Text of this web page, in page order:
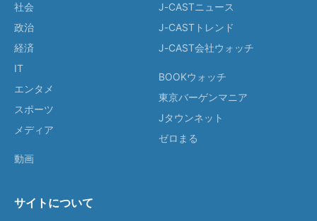
社会
政治
経済
IT
エンタメ
スポーツ
メディア
動画
J-CASTニュース
J-CASTトレンド
J-CAST会社ウォッチ
BOOKウォッチ
東京バーゲンマニア
Jタウンネット
ゼロまる
サイトについて